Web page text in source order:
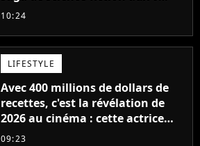
milliards de recettes
10:24
LIFESTYLE
Avec 400 millions de dollars de
recettes, c'est la révélation de
2026 au cinéma : cette actrice
adorée prête à remplacer
09:23